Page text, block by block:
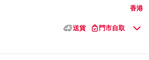
香港
送貨 門市自取